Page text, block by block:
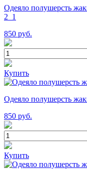
Одеяло полушерсть
2_1
850 руб.
Купить
Одеяло полушерсть
850 руб.
Купить